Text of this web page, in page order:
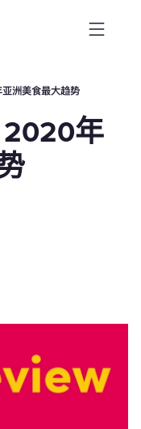
洲美食最大趋势
年